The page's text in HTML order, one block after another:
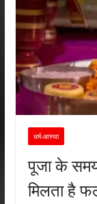
धर्म-आस्था
पूजा के
मिलता है